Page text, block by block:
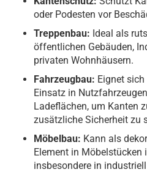
oder Podesten vor
Treppenbau: Ideal als
öffentlichen Gebäuden,
privaten Wohnhäusern.
Fahrzeugbau: Eignet
Einsatz in
Ladeflächen, um Kanten
zusätzliche Sicherheit zu
Möbelbau: Kann als
Element in Möbelstücken
insbesondere in